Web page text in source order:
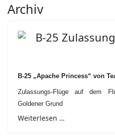
Archiv
B-25
B-25 „Apache Princess“ von
Zulassungs-Flüge auf dem
Goldener Grund
Weiterlesen …